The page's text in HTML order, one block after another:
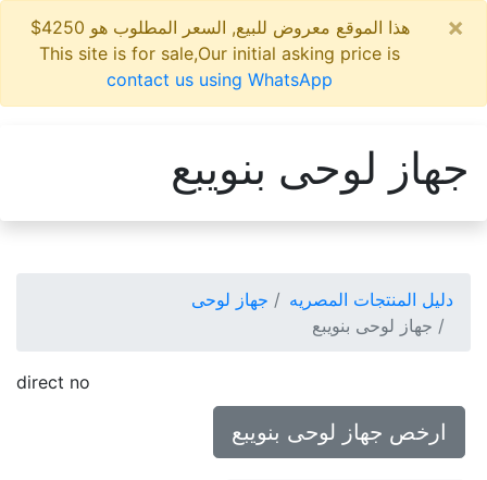
هذا الموقع معروض للبيع, السعر المطلوب هو 4250$
This site is for sale,Our initial asking price is
contact us using WhatsApp
جهاز لوحى بنويبع
دليل المنتجات المصريه
جهاز لوحى
جهاز لوحى بنويبع
direct no
ارخص جهاز لوحى بنويبع